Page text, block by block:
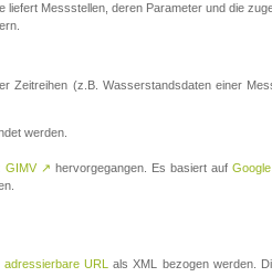
liefert Messstellen, deren Parameter und die
Zeitreihen (z.B. Wasserstandsdaten einer
werden.
GIMV ↗ hervorgegangen. Es basiert auf
URL
als XML bezogen werden.